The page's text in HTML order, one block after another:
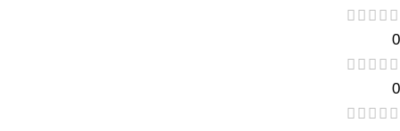
0
0